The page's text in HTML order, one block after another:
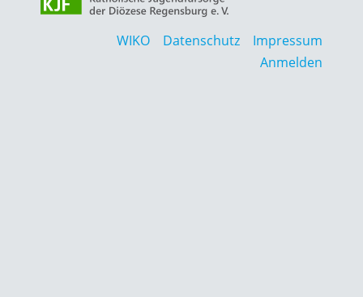
Impressum
Datenschutz
WIKO
Anmelden